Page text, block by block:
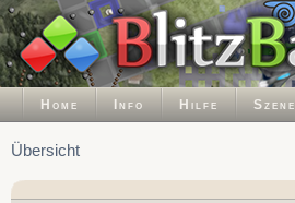
Home Info Hilfe Szene
Übersicht